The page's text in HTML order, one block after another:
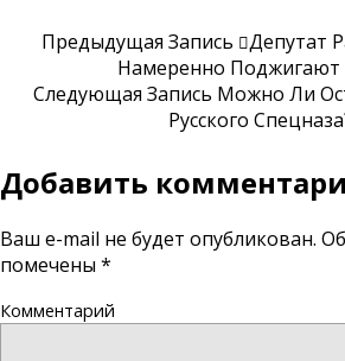
Предыдущая Запись
Депутат
Намеренно Поджигают
Следующая Запись Можно Ли
Русского
Добавить
Ваш e-mail не будет опубликован.
помечены *
Комментарий